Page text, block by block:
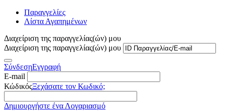
Παραγγελίες
Λίστα Αγαπημένων
Διαχείριση της παραγγελίας(ών) μου
Διαχείριση της παραγγελίας(ών) μου
ΣύνδεσηΕγγραφή
E-mail
ΚώδικόςΞεχάσατε τον Κωδικό;
Δημιουργήστε ένα Λογαριασμό